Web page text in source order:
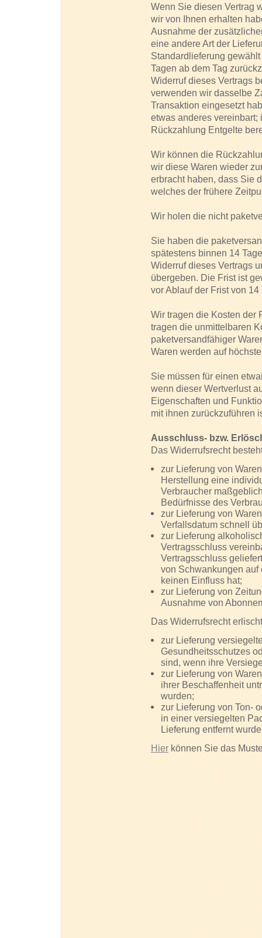
Wenn Sie diesen Vertrag
wir von Ihnen erhalten
Ausnahme der
eine andere Art der
Standardlieferung
Tagen ab dem Tag
Widerruf dieses Vertrags
verwenden wir dasselbe
Transaktion eingesetzt
etwas anderes
Rückzahlung Entgelte
Wir können die
wir diese Waren wieder
erbracht haben, dass Sie
welches der frühere
Wir holen die nicht
Sie haben die
spätestens binnen 14
Widerruf dieses Vertrags
übergeben. Die Frist ist
vor Ablauf der Frist von
Wir tragen die Kosten der
tragen die unmittelbaren
paketversandfähiger
Waren werden auf
Sie müssen für einen
wenn dieser Wertverlust
Eigenschaften und
mit ihnen zurückzuführen
Ausschluss- bzw.
Das Widerrufsrecht
zur Lieferung von
Herstellung eine
Verbraucher
Bedürfnisse des
zur Lieferung von
Verfallsdatum schnell
zur Lieferung
Vertragsschluss
Vertragsschluss
von Schwankungen auf
keinen Einfluss hat;
zur Lieferung von
Ausnahme von
Das Widerrufsrecht
zur Lieferung
Gesundheitsschutzes
sind, wenn ihre
zur Lieferung von
ihrer Beschaffenheit
wurden;
zur Lieferung von Ton-
in einer versiegelten
Lieferung entfernt
Hier können Sie das